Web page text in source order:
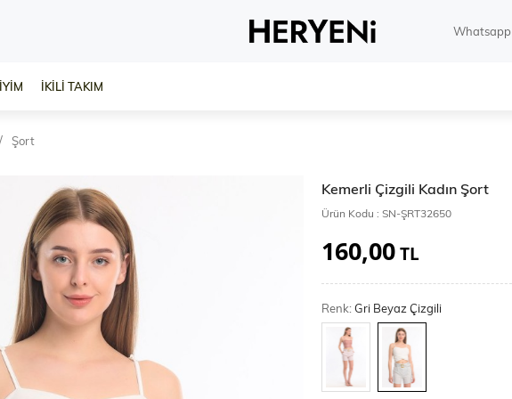
İKİLİ TAKIM
Şort
Kemerli Çizgili Kadın Şort
Ürün Kodu : SN-ŞRT32650
160,00TL
Renk:Gri Beyaz Çizgili